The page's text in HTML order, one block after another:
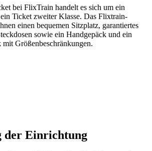
bei FlixTrain handelt es sich um ein
Ticket zweiter Klasse. Das Flixtrain-
einen bequemen Sitzplatz, garantiertes
sowie ein Handgepäck und ein
mit Größenbeschränkungen.
der Einrichtung